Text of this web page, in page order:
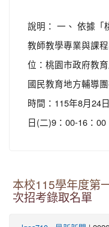
說明： 一、 依據「
教師教學專業與課
位：桃園市政府教
國民教育地方輔導
時間：115年8月24
日(二)9：00-16：
本校115學年度第
次招考錄取名單